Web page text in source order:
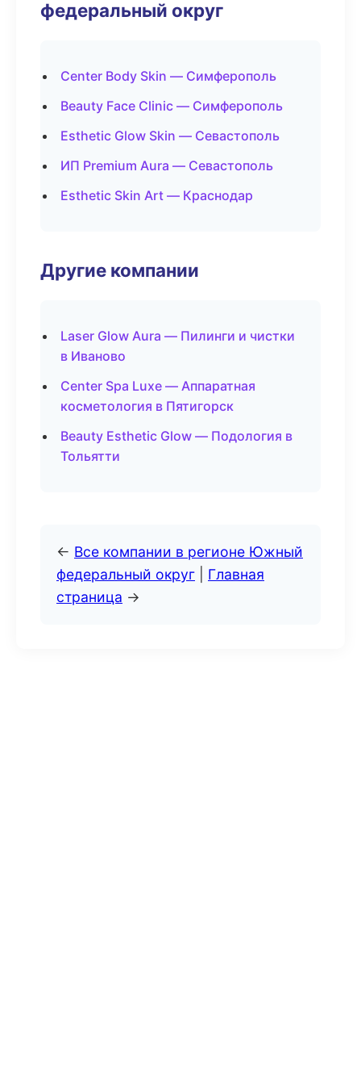
федеральный округ
Center Body Skin — Симферополь
Beauty Face Clinic — Симферополь
Esthetic Glow Skin — Севастополь
ИП Premium Aura — Севастополь
Esthetic Skin Art — Краснодар
Другие компании
Laser Glow Aura — Пилинги и чистки
в Иваново
Center Spa Luxe — Аппаратная
косметология в Пятигорск
Beauty Esthetic Glow — Подология в
Тольятти
← Все компании в регионе Южный
федеральный округ
Главная
страница →